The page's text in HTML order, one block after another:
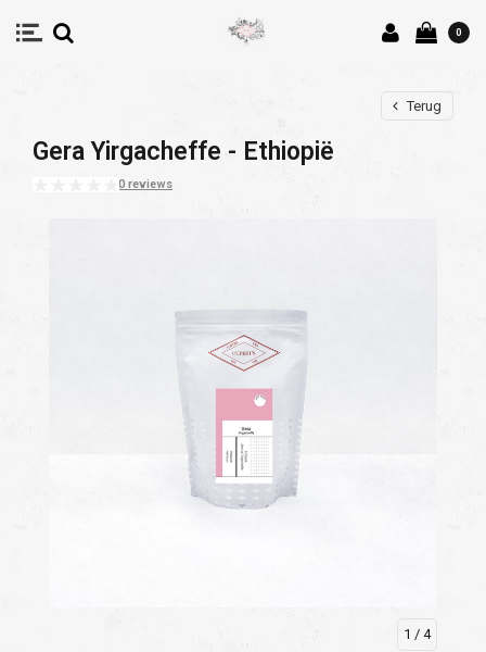
0
Terug
Gera Yirgacheffe - Ethiopië
0 reviews
1 / 4